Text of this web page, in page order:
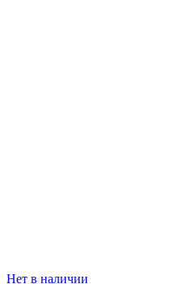
Нет в наличии